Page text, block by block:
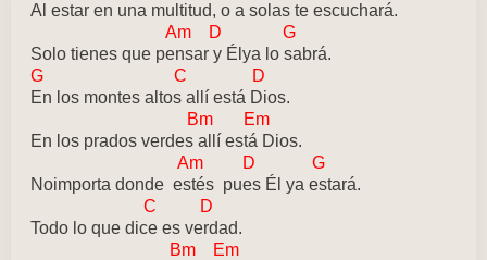
Al estar en una multitud, o a solas te escuchará.
Am D G
Solo tienes que pensar y Élya lo sabrá.
G C D
En los montes altos allí está Dios.
Bm Em
En los prados verdes allí está Dios.
Am D G
Noimporta donde estés pues Él ya estará.
C D
Todo lo que dice es verdad.
Bm Em